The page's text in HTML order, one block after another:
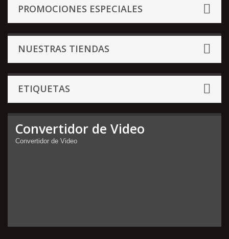
PROMOCIONES ESPECIALES
NUESTRAS TIENDAS
ETIQUETAS
Convertidor de Video
Convertidor de Video